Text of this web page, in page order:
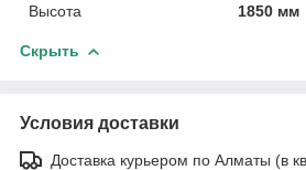
Высота
1850 мм
Скрыть
Условия доставки
Доставка курьером по Алматы (в